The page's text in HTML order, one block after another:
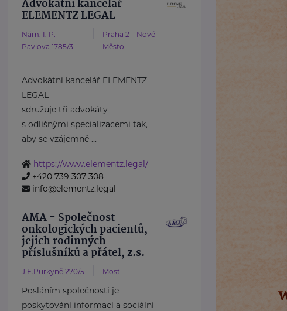
Advokátní kancelář
ELEMENTZ LEGAL
Nám. I. P.
Pavlova 1785/3
Praha 2 – Nové
Město
Advokátní kancelář ELEMENTZ
LEGAL
sdružuje tři advokáty
s odlišnými specializacemi tak,
aby se vzájemně ...
https://www.elementz.legal/
+420 739 307 308
info@elementz.legal
AMA - Společnost
onkologických pacientů,
jejich rodinných
příslušníků a přátel, z.s.
J.E.Purkyně 270/5 Most
Posláním společnosti je
poskytování informací a sociální